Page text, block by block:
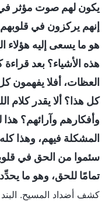
يكون لهم صوت مؤثر في
إنهم يركزون في
هو ما يسعى إليه هؤلاء
هذه الأشياء؟ بعد قراءة
العظات، أفلا يفهمون
كل هذا؟ ألا يقدر كلام
وأفكارهم وآرائهم؟
المشكلة فيهم، وهذا
سئموا من الحق في
تمامًا للحق، وهو ما
كشف أضداد المسيح. البند